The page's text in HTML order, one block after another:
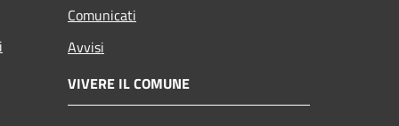
Comunicati
Avvisi
VIVERE IL COMUNE